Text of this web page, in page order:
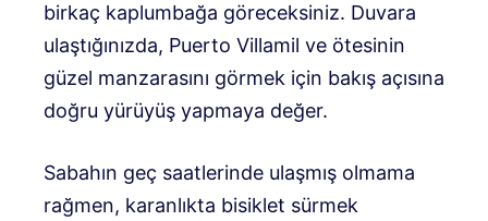
birkaç kaplumbağa göreceksiniz. Duvara
ulaştığınızda, Puerto Villamil ve ötesinin
güzel manzarasını görmek için bakış açısına
doğru yürüyüş yapmaya değer.
Sabahın geç saatlerinde ulaşmış olmama
rağmen, karanlıkta bisiklet sürmek